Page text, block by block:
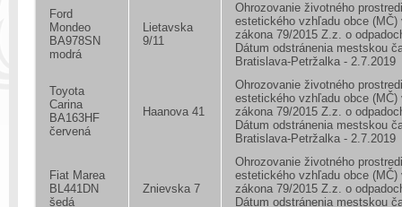
Ford
Mondeo
BA978SN
modrá
Lietavska
9/11
Ohrozovanie životného
estetického vzhľadu obce (MČ)
zákona 79/2015 Z.z. o
Dátum odstránenia mestskou
Bratislava-Petržalka - 2.7.2019
Toyota
Carina
BA163HF
červená
Haanova 41
Ohrozovanie životného
estetického vzhľadu obce (MČ)
zákona 79/2015 Z.z. o
Dátum odstránenia mestskou
Bratislava-Petržalka - 2.7.2019
Fiat Marea
BL441DN
šedá
Znievska 7
Ohrozovanie životného
estetického vzhľadu obce (MČ)
zákona 79/2015 Z.z. o
Dátum odstránenia mestskou